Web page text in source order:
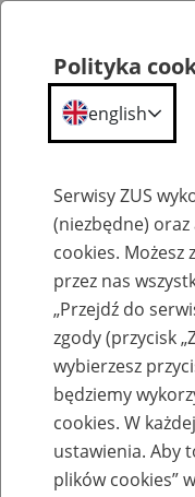
Analizy i raporty
Umowy o
zgłaszane
Polityka
english
Serwisy ZUS
(niezbędne)
cookies. Możesz
przez nas
„Przejdź do
zgody (przycisk
wybierzesz
będziemy
cookies. W
ustawienia. Aby
plików cookies”